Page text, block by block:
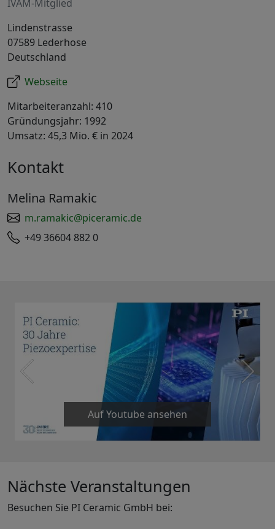
IVAM-Mitglied
Lindenstrasse
07589 Lederhose
Deutschland
Webseite
Mitarbeiteranzahl: 410
Gründungsjahr: 1992
Umsatz: 45,3 Mio. € in 2024
Kontakt
Melina Ramakic
m.ramakic@piceramic.de
+49 36604 882 0
Auf Youtube ansehen
Nächste Veranstaltungen
Besuchen Sie PI Ceramic GmbH bei: